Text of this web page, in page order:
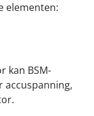
elementen:
kan BSM-
accuspanning,